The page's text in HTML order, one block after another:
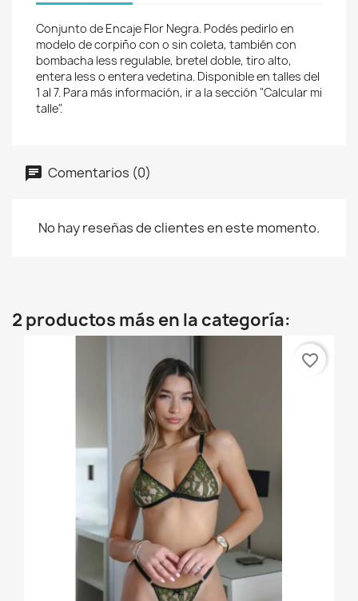
Conjunto de Encaje Flor Negra. Podés pedirlo en
modelo de corpiño con o sin coleta, también con
bombacha less regulable, bretel doble, tiro alto,
entera less o entera vedetina. Disponible en talles del
1 al 7. Para más información, ir a la sección "Calcular mi
talle".
Comentarios (0)
No hay reseñas de clientes en este momento.
2 productos más en la categoría:
favorite_border